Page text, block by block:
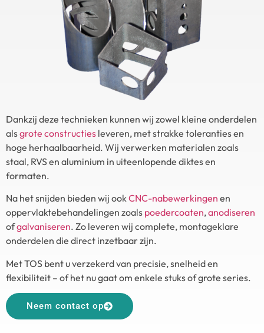
Dankzij deze technieken kunnen wij zowel kleine onderdelen
alsgrote constructies leveren, met strakke toleranties en
hoge herhaalbaarheid. Wij verwerken materialen zoals
staal, RVS en aluminium in uiteenlopende diktes en
formaten.
Na het snijden bieden wij ookCNC-nabewerkingen en
oppervlaktebehandelingen zoals poedercoaten,anodiseren
ofgalvaniseren. Zo leveren wij complete, montageklare
onderdelen die direct inzetbaar zijn.
Met TOS bent u verzekerd van precisie, snelheid en
flexibiliteit – of het nu gaat om enkele stuks of grote series.
Neem contact op